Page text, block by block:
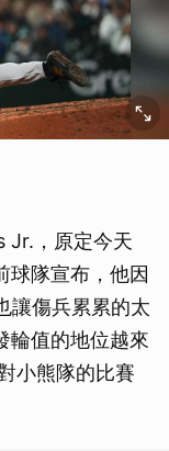
Jr.，原定今天
球隊宣布，他因
讓傷兵累累的太
輪值的地位越來
小熊隊的比賽